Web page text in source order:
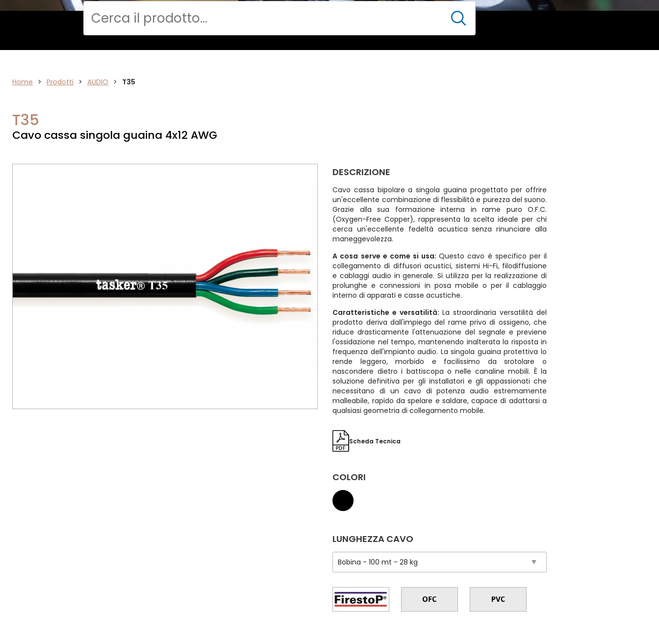
AUDIO
Cerca
Home > Prodotti > AUDIO > T35
T35
Cavo cassa singola guaina 4x12 AWG
DESCRIZIONE
Cavo cassa bipolare a singola guaina progettato per offrire
un'eccellente combinazione di flessibilità e purezza del suono.
Grazie alla sua formazione interna in rame puro O.F.C.
(Oxygen-Free Copper), rappresenta la scelta ideale per chi
cerca un'eccellente fedeltà acustica senza rinunciare alla
maneggevolezza.
A cosa serve e come si usa:Questo cavo è specifico per il
collegamento di diffusori acustici, sistemi Hi-Fi, filodiffusione
e cablaggi audio in generale. Si utilizza per la realizzazione di
prolunghe e connessioni in posa mobile o per il cablaggio
interno di apparati e casse acustiche.
Caratteristiche e versatilità:La straordinaria versatilità del
prodotto deriva dall'impiego del rame privo di ossigeno, che
riduce drasticamente l'attenuazione del segnale e previene
l'ossidazione nel tempo, mantenendo inalterata la risposta in
frequenza dell'impianto audio. La singola guaina protettiva lo
rende leggero, morbido e facilissimo da srotolare o
nascondere dietro i battiscopa o nelle canaline mobili. È la
soluzione definitiva per gli installatori e gli appassionati che
necessitano di un cavo di potenza audio estremamente
malleabile, rapido da spelare e saldare, capace di adattarsi a
qualsiasi geometria di collegamento mobile.
Scheda Tecnica
COLORI
LUNGHEZZA CAVO